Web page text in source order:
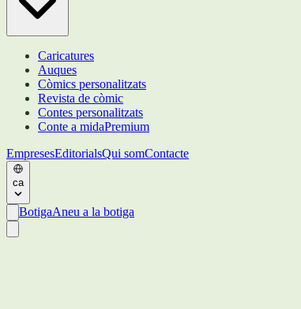
Caricatures
Auques
Còmics personalitzats
Revista de còmic
Contes personalitzats
Conte a midaPremium
EmpresesEditorialsQui somContacte
ca
BotigaAneu a la botiga